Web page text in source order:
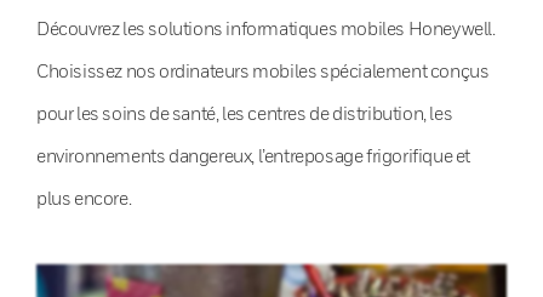
Découvrez les solutions informatiques mobiles Honeywell.
Choisissez nos ordinateurs mobiles spécialement conçus
pour les soins de santé, les centres de distribution, les
environnements dangereux, l’entreposage frigorifique et
plus encore.